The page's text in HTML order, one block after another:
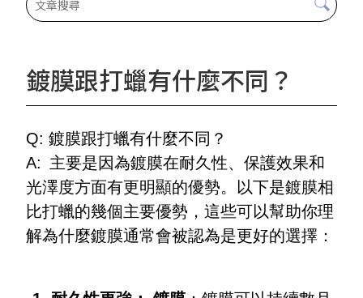
鍍膜跟打蠟有什麼不同？
Q: 鍍膜跟打蠟有什麼不同？
A: 主要是因為鍍膜在耐久性、保護效果和
光澤度方面有更明顯的優勢。以下是鍍膜相
比打蠟的幾個主要優勢，這些可以幫助你理
解為什麼鍍膜通常會被認為是更好的選擇：